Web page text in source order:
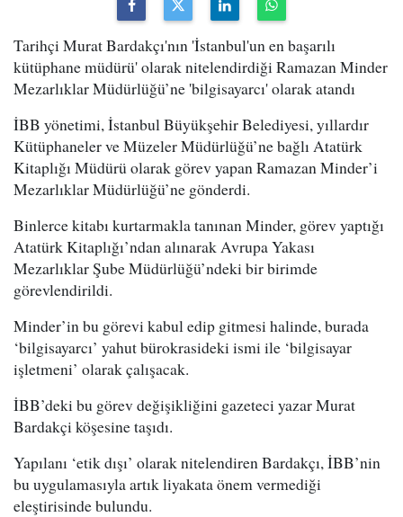
Tarihçi Murat Bardakçı'nın 'İstanbul'un en başarılı
kütüphane müdürü' olarak nitelendirdiği Ramazan Minder
Mezarlıklar Müdürlüğü’ne 'bilgisayarcı' olarak atandı
İBB yönetimi, İstanbul Büyükşehir Belediyesi, yıllardır
Kütüphaneler ve Müzeler Müdürlüğü’ne bağlı Atatürk
Kitaplığı Müdürü olarak görev yapan Ramazan Minder’i
Mezarlıklar Müdürlüğü’ne gönderdi.
Binlerce kitabı kurtarmakla tanınan Minder, görev yaptığı
Atatürk Kitaplığı’ndan alınarak Avrupa Yakası
Mezarlıklar Şube Müdürlüğü’ndeki bir birimde
görevlendirildi.
Minder’in bu görevi kabul edip gitmesi halinde, burada
‘bilgisayarcı’ yahut bürokrasideki ismi ile ‘bilgisayar
işletmeni’ olarak çalışacak.
İBB’deki bu görev değişikliğini gazeteci yazar Murat
Bardakçi köşesine taşıdı.
Yapılanı ‘etik dışı’ olarak nitelendiren Bardakçı, İBB’nin
bu uygulamasıyla artık liyakata önem vermediği
eleştirisinde bulundu.